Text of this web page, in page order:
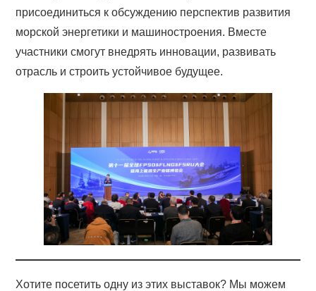
присоединиться к обсуждению перспектив развития
морской энергетики и машиностроения. Вместе
участники смогут внедрять инновации, развивать
отрасль и строить устойчивое будущее.
Хотите посетить одну из этих выставок? Мы можем